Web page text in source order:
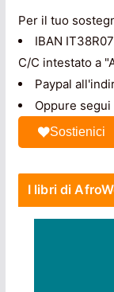
Per il tuo
IBAN
C/C intestato a
Paypal
Oppure
Sostienici
I libri di